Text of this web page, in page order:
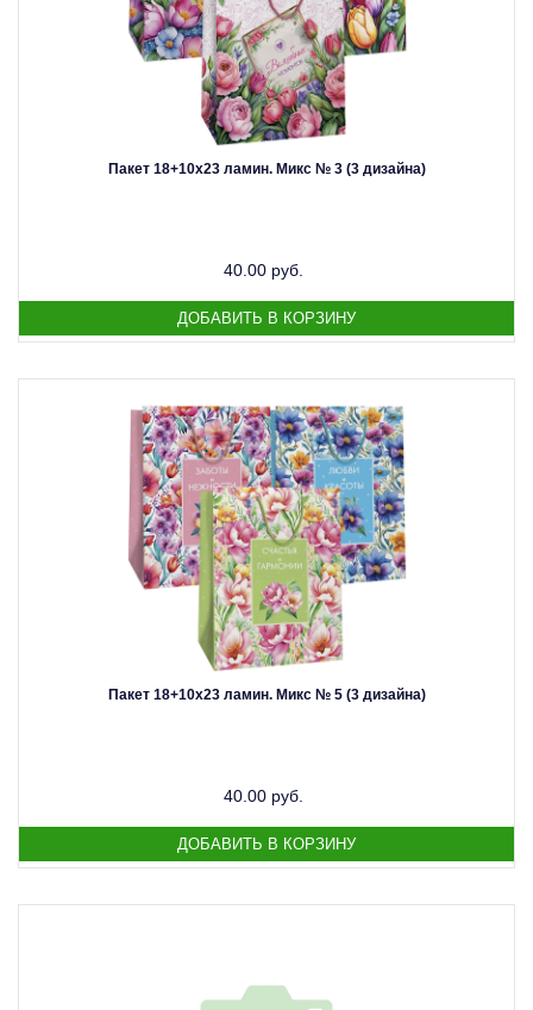
Пакет 18+10х23 ламин. Микс № 3 (3 дизайна)
40.00 руб.
Пакет 18+10х23 ламин. Микс № 5 (3 дизайна)
40.00 руб.